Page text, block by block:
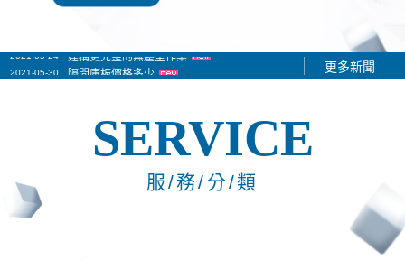
2021-06-01
2021-05-30 隔間庫板價格多少
2021-05-24 建構更完整的無塵室作業 更多新聞
SERVICE
服/務/分/類